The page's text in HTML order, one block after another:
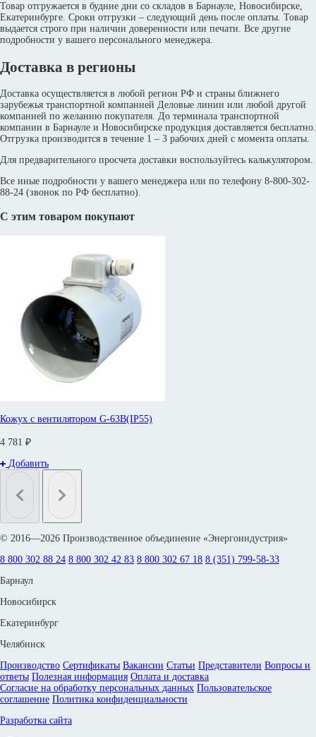
Товар отгружается в будние дни со складов в Барнауле, Новосибирске,
Екатеринбурге. Сроки отгрузки – следующий день после оплаты. Товар
выдается строго при наличии доверенности или печати. Все другие
подробности у вашего персонального менеджера.
Доставка в регионы
Доставка осуществляется в любой регион РФ и страны ближнего
зарубежья транспортной компанией Деловые линии или любой другой
компанией по желанию покупателя. До терминала транспортной
компании в Барнауле и Новосибирске продукция доставляется бесплатно.
Отгрузка производится в течение 1 – 3 рабочих дней с момента оплаты.
Для предварительного просчета доставки воспользуйтесь калькулятором.
Все иные подробности у вашего менеджера или по телефону 8-800-302-
88-24 (звонок по РФ бесплатно).
С этим товаром покупают
Кожух с вентилятором G-63B(IP55)
4 781 ₽
Добавить
© 2016—2026 Производственное объединение «Энергоиндустрия»
8 800 302 88 24 8 800 302 42 83 8 800 302 67 18 8 (351) 799-58-33
Барнаул
Новосибирск
Екатеринбург
Челябинск
Производство Сертификаты Вакансии Статьи Представители Вопросы и
ответы Полезная информация Оплата и доставка
Согласие на обработку персональных данных Пользовательское
соглашение Политика конфиденциальности
Разработка сайта